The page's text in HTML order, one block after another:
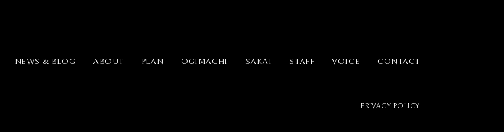
NEWS & BLOG ABOUT PLAN OGIMACHI SAKAI STAFF VOICE CONTACT
PRIVACY POLICY